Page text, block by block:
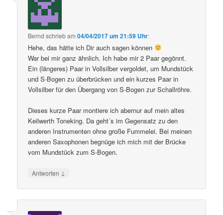
Bernd schriebam04/04/2017 um 21:59 Uhr:
Hehe, das hätte ich Dir auch sagen können
War bei mir ganz ähnlich. Ich habe mir 2 Paar gegönnt.
Ein (längeres) Paar in Vollsilber vergoldet, um Mundstück
und S-Bogen zu überbrücken und ein kurzes Paar in
Vollsilber für den Übergang von S-Bogen zur Schallröhre.
Dieses kurze Paar montiere ich abernur auf mein altes
Keilwerth Toneking. Da geht´s im Gegensatz zu den
anderen Instrumenten ohne große Fummelei. Bei meinen
anderen Saxophonen begnüge ich mich mit der Brücke
vom Mundstück zum S-Bogen.
Antworten ↓